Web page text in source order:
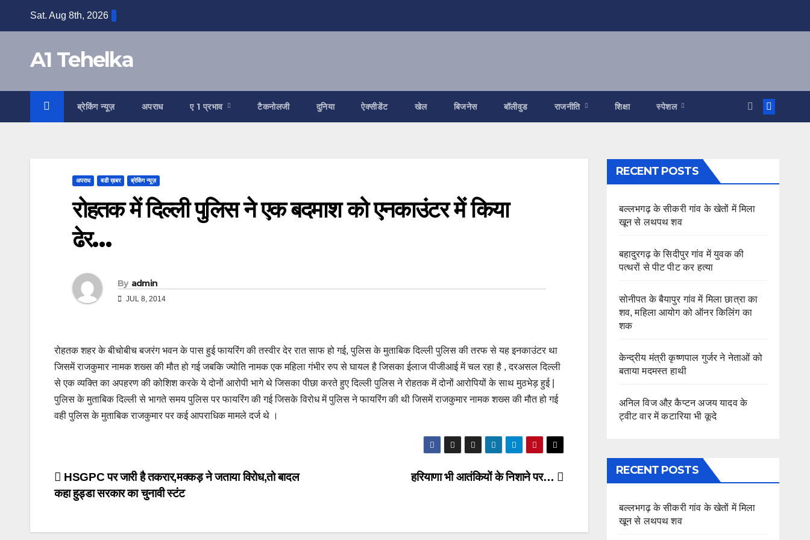
Sat. Aug 8th, 2026
A1 Tehelka
ब्रेकिंग न्यूज़ अपराध ए 1 प्रभाव टैकनोलजी दुनिया ऐक्सीडेंट खेल बिजनेस बॉलीवुड राजनीति शिक्षा स्पेशल
अपराध बडी ख़बर ब्रेकिंग न्यूज़
रोहतक में दिल्ली पुलिस ने एक बदमाश को एनकाउंटर में किया
ढेर…
By admin
JUL 8, 2014
रोहतक शहर के बीचोबीच बजरंग भवन के पास हुई फायरिंग की तस्वीर देर रात साफ हो गई, पुलिस के मुताबिक दिल्ली पुलिस की तरफ से यह इनकाउंटर था
जिसमें राजकुमार नामक शख्स की मौत हो गई जबकि ज्योति नामक एक महिला गंभीर रुप से घायल है जिसका ईलाज पीजीआई में चल रहा है , दरअसल दिल्ली
से एक व्यक्ति का अपहरण की कोशिश करके ये दोनों आरोपी भागे थे जिसका पीछा करते हुए दिल्ली पुलिस ने रोहतक में दोनों आरोपियों के साथ मुठभेड़ हुई |
पुलिस के मुताबिक दिल्ली से भागते समय पुलिस पर फायरिंग की गई जिसके विरोध में पुलिस ने फायरिंग की थी जिसमें राजकुमार नामक शख्स की मौत हो गई
वही पुलिस के मुताबिक राजकुमार पर कई आपराधिक मामले दर्ज थे ।
Post
navigation
हरियाणा भी आतंकियों के निशाने पर…
HSGPC पर जारी है तकरार,मक्कड़ ने जताया विरोध,तो बादल
कहा हुड्डा सरकार का चुनावी स्टंट
RECENT POSTS
बल्लभगढ़ के सीकरी गांव के खेतों में मिला
खून से लथपथ शव
बहादुरगढ़ के सिदीपुर गांव में युवक की
पत्थरों से पीट पीट कर हत्या
सोनीपत के बैयापुर गांव में मिला छात्रा का
शव, महिला आयोग को ऑनर किलिंग का
शक
केन्द्रीय मंत्री कृष्णपाल गुर्जर ने नेताओं को
बताया मदमस्त हाथी
अनिल विज औऱ कैप्टन अजय यादव के
ट्वीट वार में कटारिया भी कूदे
RECENT POSTS
बल्लभगढ़ के सीकरी गांव के खेतों में मिला
खून से लथपथ शव